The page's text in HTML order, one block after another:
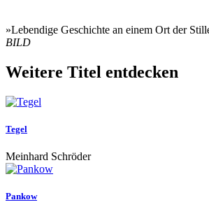
»Lebendige Geschichte an einem Ort der
BILD
Weitere Titel entdecken
Tegel
Meinhard Schröder
Pankow